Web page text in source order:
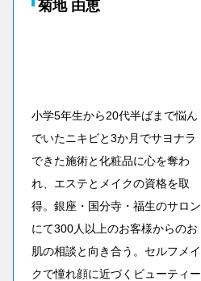
菊地 由恵
小学5年生から20代半ばまで悩ん
でいたニキビと3か月でサヨナラ
できた施術と化粧品に心を奪わ
れ、エステとメイクの資格を取
得。銀座・国分寺・福生のサロン
にて300人以上のお客様からのお
肌の相談と向き合う。セルフメイ
クで憧れ顔に近づくビューティー